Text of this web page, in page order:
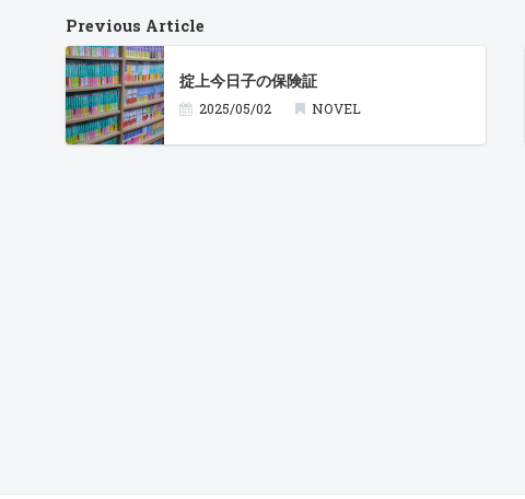
Previous Article
掟上今日子の保険証
2025/05/02 NOVEL